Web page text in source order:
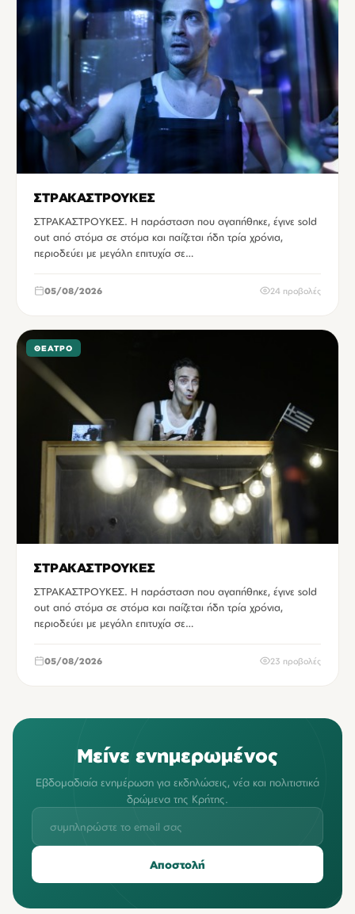
ΣΤΡΑΚΑΣΤΡΟΥΚΕΣ
ΣΤΡΑΚΑΣΤΡΟΥΚΕΣ. Η παράσταση που αγαπήθηκε, έγινε sold
out από στόμα σε στόμα και παίζεται ήδη τρία χρόνια,
περιοδεύει με μεγάλη επιτυχία σε…
05/08/2026 24 προβολές
ΘΈΑΤΡΟ
ΣΤΡΑΚΑΣΤΡΟΥΚΕΣ
ΣΤΡΑΚΑΣΤΡΟΥΚΕΣ. Η παράσταση που αγαπήθηκε, έγινε sold
out από στόμα σε στόμα και παίζεται ήδη τρία χρόνια,
περιοδεύει με μεγάλη επιτυχία σε…
05/08/2026 23 προβολές
Μείνε ενημερωμένος
Εβδομαδιαία ενημέρωση για εκδηλώσεις, νέα και πολιτιστικά
δρώμενα της Κρήτης.
Αποστολή